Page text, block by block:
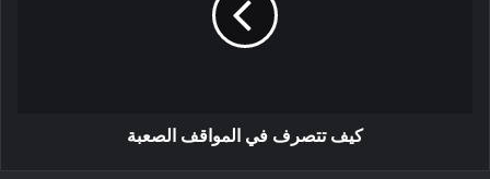
كيف تتصرف في المواقف الصعبة